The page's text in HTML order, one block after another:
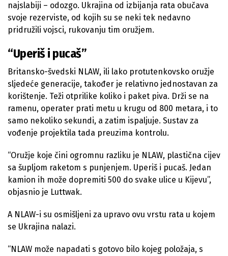
najslabiji – odozgo. Ukrajina od izbijanja rata obučava
svoje rezerviste, od kojih su se neki tek nedavno
pridružili vojsci, rukovanju tim oružjem.
“Uperiš i pucaš”
Britansko-švedski NLAW, ili lako protutenkovsko oružje
sljedeće generacije, također je relativno jednostavan za
korištenje. Teži otprilike koliko i paket piva. Drži se na
ramenu, operater prati metu u krugu od 800 metara, i to
samo nekoliko sekundi, a zatim ispaljuje. Sustav za
vođenje projektila tada preuzima kontrolu.
“Oružje koje čini ogromnu razliku je NLAW, plastična cijev
sa šupljom raketom s punjenjem. Uperiš i pucaš. Jedan
kamion ih može dopremiti 500 do svake ulice u Kijevu”,
objasnio je Luttwak.
A NLAW-i su osmišljeni za upravo ovu vrstu rata u kojem
se Ukrajina nalazi.
“NLAW može napadati s gotovo bilo kojeg položaja, s